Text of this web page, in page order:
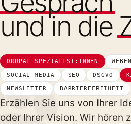
und in die
DRUPAL-SPEZIALIST:INNEN
SOCIAL MEDIA SEO DSGVO
NEWSLETTER BARRIEREFREIHEIT
Erzählen Sie uns von Ihrer
oder Ihrer Vision. Wir hören